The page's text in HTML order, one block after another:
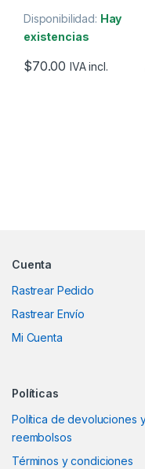
Disponibilidad: Hay
existencias
$70.00 IVA incl.
Cuenta
Rastrear Pedido
Rastrear Envío
Mi Cuenta
Políticas
Política de devoluciones
reembolsos
Términos y condiciones